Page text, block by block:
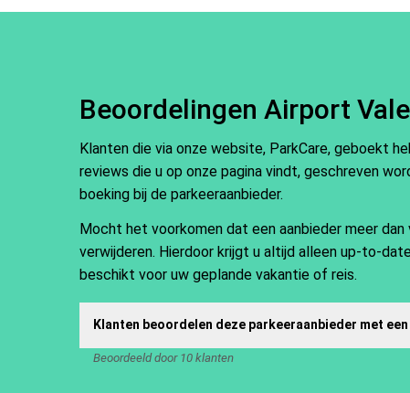
Beoordelingen Airport
Klanten die via onze website, ParkCare, geboekt
reviews die u op onze pagina vindt, geschreven
boeking bij de parkeeraanbieder.
Mocht het voorkomen dat een aanbieder meer
verwijderen. Hierdoor krijgt u altijd alleen up-to-
beschikt voor uw geplande vakantie of reis.
Klanten beoordelen deze parkeeraanbieder met een
Beoordeeld door 10 klanten